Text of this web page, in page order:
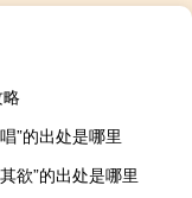
”的出处是哪里
欲”的出处是哪里